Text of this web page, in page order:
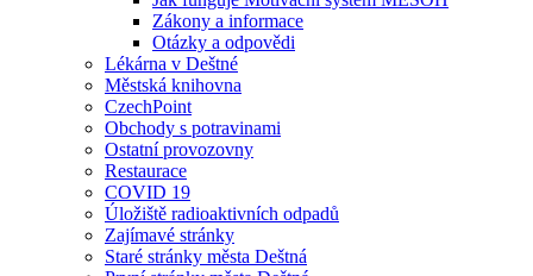
Zákony a informace
Otázky a odpovědi
Lékárna v Deštné
Městská knihovna
CzechPoint
Obchody s potravinami
Ostatní provozovny
Restaurace
COVID 19
Úložiště radioaktivních odpadů
Zajímavé stránky
Staré stránky města Deštná